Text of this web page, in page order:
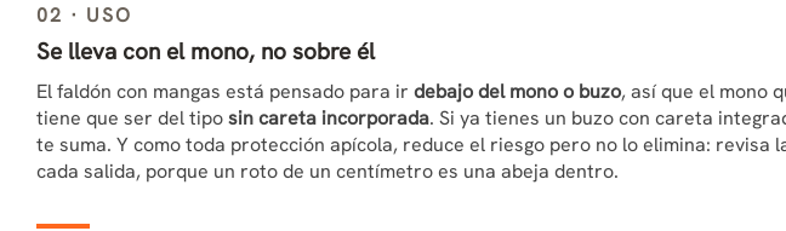
02 · USO
Se lleva con el mono, no sobre él
El faldón con mangas está pensado para ir debajo del mono o buzo, así que el mono
tiene que ser del tiposin careta incorporada. Si ya tienes un buzo con careta
te suma. Y como toda protección apícola, reduce el riesgo pero no lo elimina: revisa
cada salida, porque un roto de un centímetro es una abeja dentro.